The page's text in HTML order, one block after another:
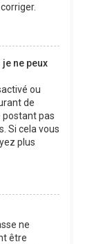
ne peux
ou
de
pas
Si cela vous
plus
ne
être